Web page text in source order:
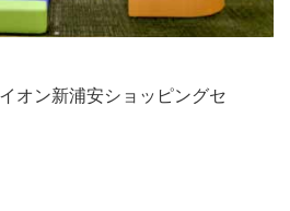
オン新浦安ショッピングセ